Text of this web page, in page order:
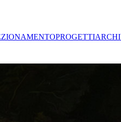
PROGETTI